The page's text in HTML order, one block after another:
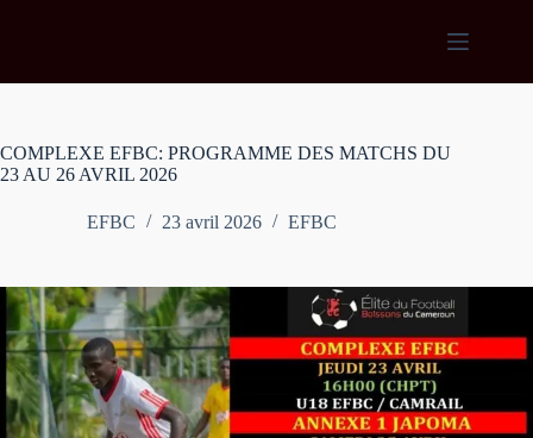
COMPLEXE EFBC: PROGRAMME DES MATCHS DU
23 AU 26 AVRIL 2026
EFBC 23 avril 2026 EFBC